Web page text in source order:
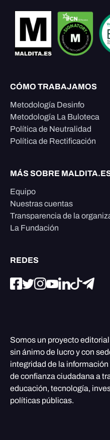
CÓMO TRABAJAMOS
Metodología Desinfo
Metodología La Buloteca
Política de Neutralidad
Política de Rectificación
MÁS SOBRE
Equipo
Nuestras cuentas
Transparencia de la
La Fundación
REDES
Somos un proyecto editorial
sin ánimo de lucro y con
integridad de la
de confianza ciudadana a
educación, tecnología,
políticas públicas.